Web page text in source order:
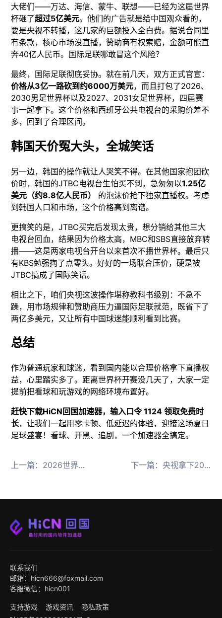
大佬们——万达、海信、蒙牛、联想——已经为这届世界
杯砸了超过5亿美元。他们的广告就是给中国观众看的，
要是央视不转播，这几家的巨额投入全白费。据说合同里
有条款，核心市场没直播，赞助商有权索赔，金额可能直
奔40亿人民币。国际足联哪敢冒这个风险？
最终，国际足联彻底妥协。就在前几天，双方正式官宣：
价格从3亿一路砍到约6000万美元，而且打包了2026、
2030男足世界杯以及2027、2031女足世界杯，四届赛
事一起拿下。这个价格和西班牙公共电视台的采购价差不
多，回到了合理区间。
韩国天价冤大头，全城笑话
另一边，韩国的操作就让人哭笑不得。在其他国家抱团砍
价时，韩国的JTBC电视台生怕买不到，急匆匆以1.25亿
美元（约8.8亿人民币）
的泡沫价抢下独家直播权。考虑
到韩国人口和市场，这个价格高到离谱。
更搞笑的是，JTBC买完后发现太贵，想分销给其他三大
电视台回血，结果因为价格太高，MBC和SBS直接放弃转
播——这是两家电视台开台以来首次不播世界杯。最后只
有KBS勉强掏了点零头。好好的一场联合压价，硬是被
JTBC搞成了国际笑话。
相比之下，咱们央视这波操作堪称教科书级别：不急不
躁，用市场规律和赞助商压力逼国际足联就范，既省下了
两亿多美元，又让所有中国球迷能顺利看到比赛。
总结
作为普通玩家和球迷，看到国内能以合理价格拿下直播权
益，心里踏实多了。距离世界杯开赛没几天了，大家一定
提前把看球和玩游戏的网络环境布置好。
赶快下载HiCN回国加速器，输入口令 1124 领取免费时
长，让我们一起用零卡顿、低延迟的体验，迎接这场夏日
足球盛宴！看球、开黑、追剧，一个加速器全搞定。
上一篇： 2026世界杯中文直播观看不了？2026世界杯完整观看指南 下一篇：央视拿下2026世界杯转播！海外看中文直播推荐HiCN回国加速器畅玩国服
联系我们
邮箱：hicn666@foxmail.com
客服微信：hicn001
支持游戏 游戏资讯
隐私政策